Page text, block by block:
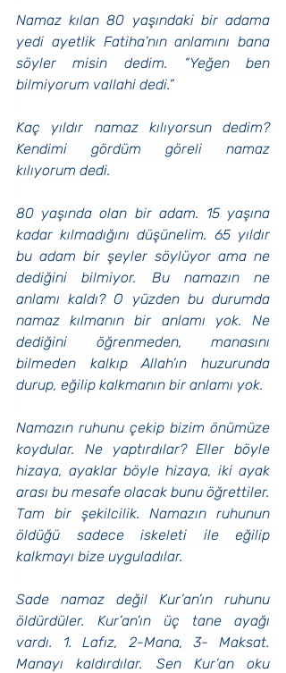
Namaz kılan 80 yaşındaki bir adama
yedi ayetlik Fatiha’nın anlamını bana
söyler misin dedim. “Yeğen ben
bilmiyorum vallahi dedi.”
Kaç yıldır namaz kılıyorsun dedim?
Kendimi gördüm göreli namaz
kılıyorum dedi.
80 yaşında olan bir adam. 15 yaşına
kadar kılmadığını düşünelim. 65 yıldır
bu adam bir şeyler söylüyor ama ne
dediğini bilmiyor. Bu namazın ne
anlamı kaldı? O yüzden bu durumda
namaz kılmanın bir anlamı yok. Ne
dediğini öğrenmeden, manasını
bilmeden kalkıp Allah’ın huzurunda
durup, eğilip kalkmanın bir anlamı yok.
Namazın ruhunu çekip bizim önümüze
koydular. Ne yaptırdılar? Eller böyle
hizaya, ayaklar böyle hizaya, iki ayak
arası bu mesafe olacak bunu öğrettiler.
Tam bir şekilcilik. Namazın ruhunun
öldüğü sadece iskeleti ile eğilip
kalkmayı bize uyguladılar.
Sade namaz değil Kur’an’ın ruhunu
öldürdüler. Kur’an’ın üç tane ayağı
vardı. 1. Lafız, 2-Mana, 3- Maksat.
Manayı kaldırdılar. Sen Kur’an oku